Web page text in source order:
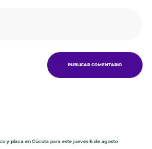
y placa en Cúcuta para este jueves 6 de agosto